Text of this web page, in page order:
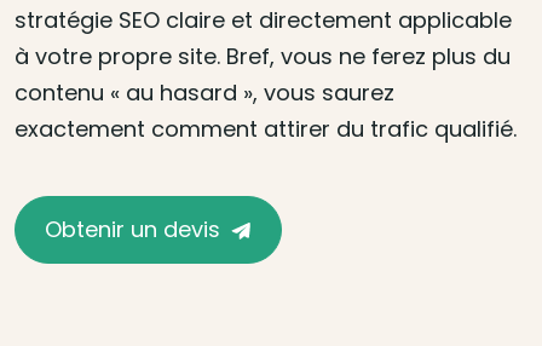
stratégie SEO claire et directement applicable
à votre propre site. Bref, vous ne ferez plus du
contenu « au hasard », vous saurez
exactement comment attirer du trafic qualifié.
Obtenir un devis